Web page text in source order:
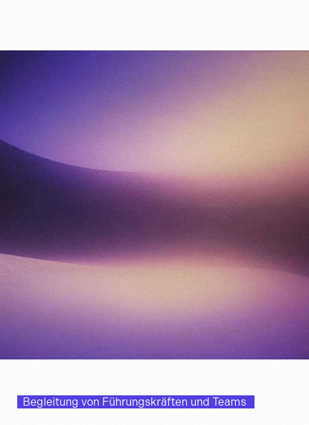
Begleitung von Führungskräften und Teams